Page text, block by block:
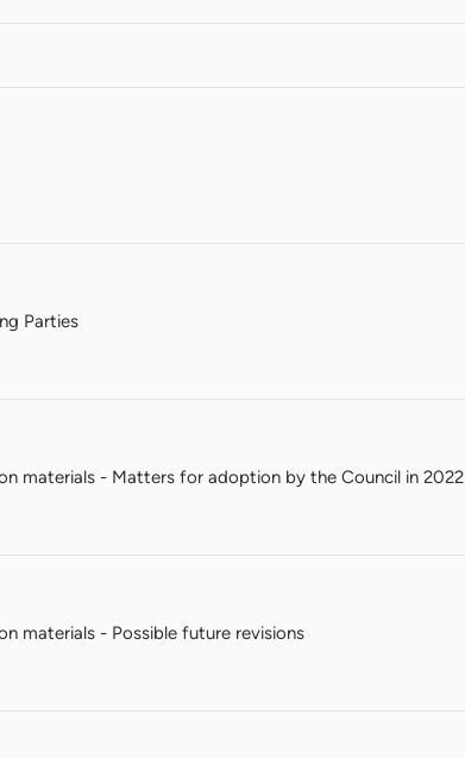
Parties
materials - Matters for adoption by the Council in 2022
materials - Possible future revisions